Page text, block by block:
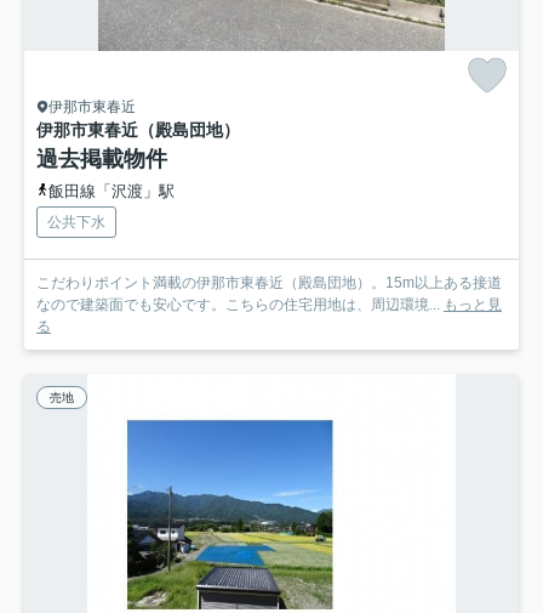
伊那市東春近
伊那市東春近（殿島団地）
過去掲載物件
飯田線「沢渡」駅
公共下水
こだわりポイント満載の伊那市東春近（殿島団地）。15m以上ある接道
なので建築面でも安心です。こちらの住宅用地は、周辺環境... もっと見
る
売地